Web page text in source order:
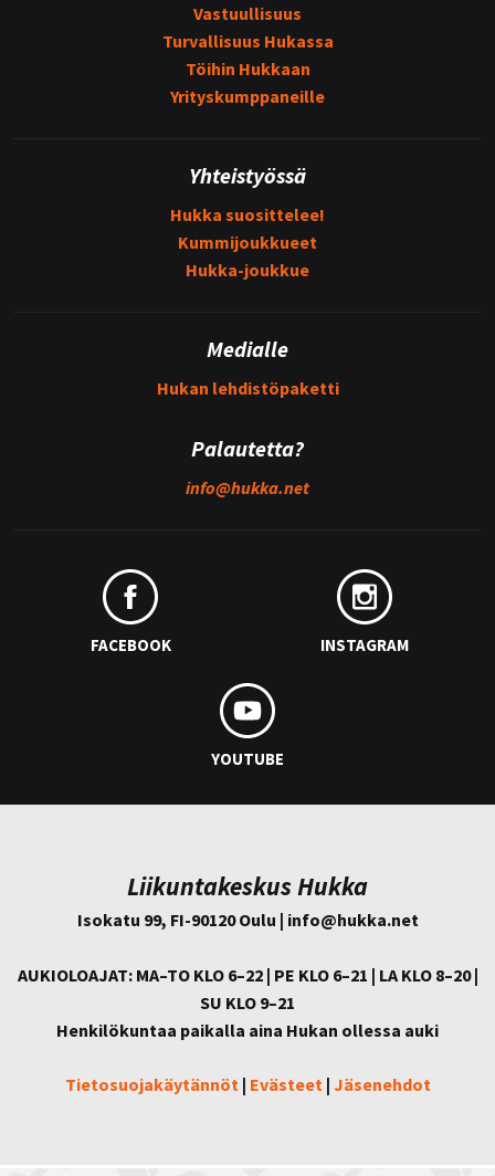
Vastuullisuus
Turvallisuus Hukassa
Töihin Hukkaan
Yrityskumppaneille
Yhteistyössä
Hukka suosittelee!
Kummijoukkueet
Hukka-joukkue
Medialle
Hukan lehdistöpaketti
Palautetta?
info@hukka.net
FACEBOOK INSTAGRAM
YOUTUBE
Liikuntakeskus Hukka
Isokatu 99, FI-90120 Oulu | info@hukka.net
AUKIOLOAJAT: MA–TO KLO 6–22 | PE KLO 6–21 | LA KLO 8–20 |
SU KLO 9–21
Henkilökuntaa paikalla aina Hukan ollessa auki
Tietosuojakäytännöt | Evästeet | Jäsenehdot